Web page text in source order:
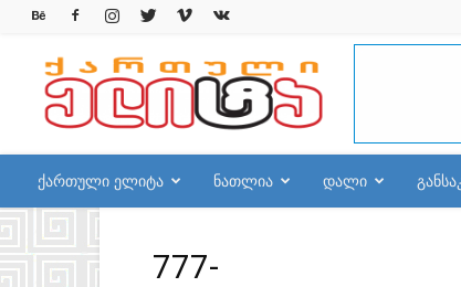
qelite.info
ქართული ელიტა ნათლია დალი
777-